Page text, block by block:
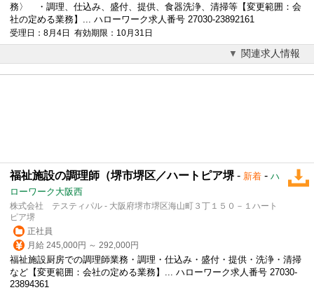
務〉 ・調理、仕込み、盛付、提供、食器洗浄、清掃等【変更範囲：会
社の定める業務】... ハローワーク求人番号 27030-23892161
受理日：8月4日 有効期限：10月31日
関連求人情報
福祉施設の調理師（堺市堺区／ハートピア堺 - 新着 - ハ
ローワーク大阪西
株式会社 テスティパル - 大阪府堺市堺区海山町３丁１５０－１ハート
ピア堺
正社員
月給 245,000円 ～ 292,000円
福祉施設厨房での調理師業務・調理・仕込み・盛付・提供・洗浄・清掃
など【変更範囲：会社の定める業務】... ハローワーク求人番号 27030-
23894361